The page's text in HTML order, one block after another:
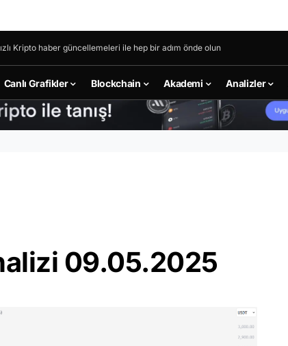
Kripto haber güncellemeleri ile hep bir adım önde olun
Canlı Grafikler Blockchain Akademi Analizler
09.05.2025